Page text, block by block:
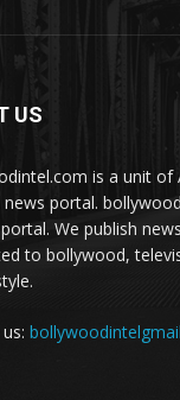
US
is a unit of
news portal.
We publish
to bollywood,